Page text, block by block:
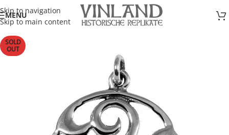
Skip to navigation
Skip to main content
MENU
SOLD
OUT